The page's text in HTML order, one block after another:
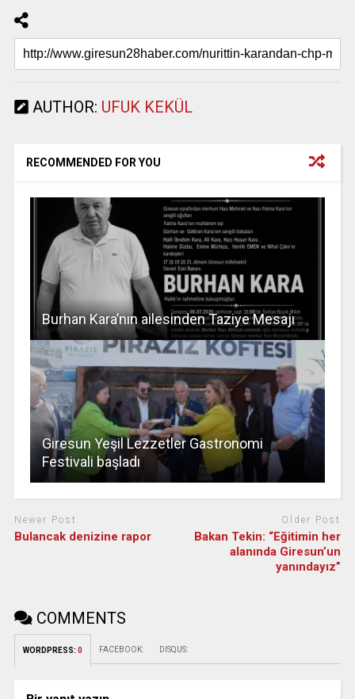
AUTHOR: UFUK KEKÜL
RECOMMENDED FOR YOU
Burhan Kara’nın ailesinden Taziye Mesajı
Giresun Yeşil Lezzetler Gastronomi
Festivali başladı
Newer Post
Bulancak denizine rapor
Older Post
Bakan Tekin: “Eğitimin her
alanında Giresun’un
yanındayız”
COMMENTS
WORDPRESS: 0 FACEBOOK: DISQUS: